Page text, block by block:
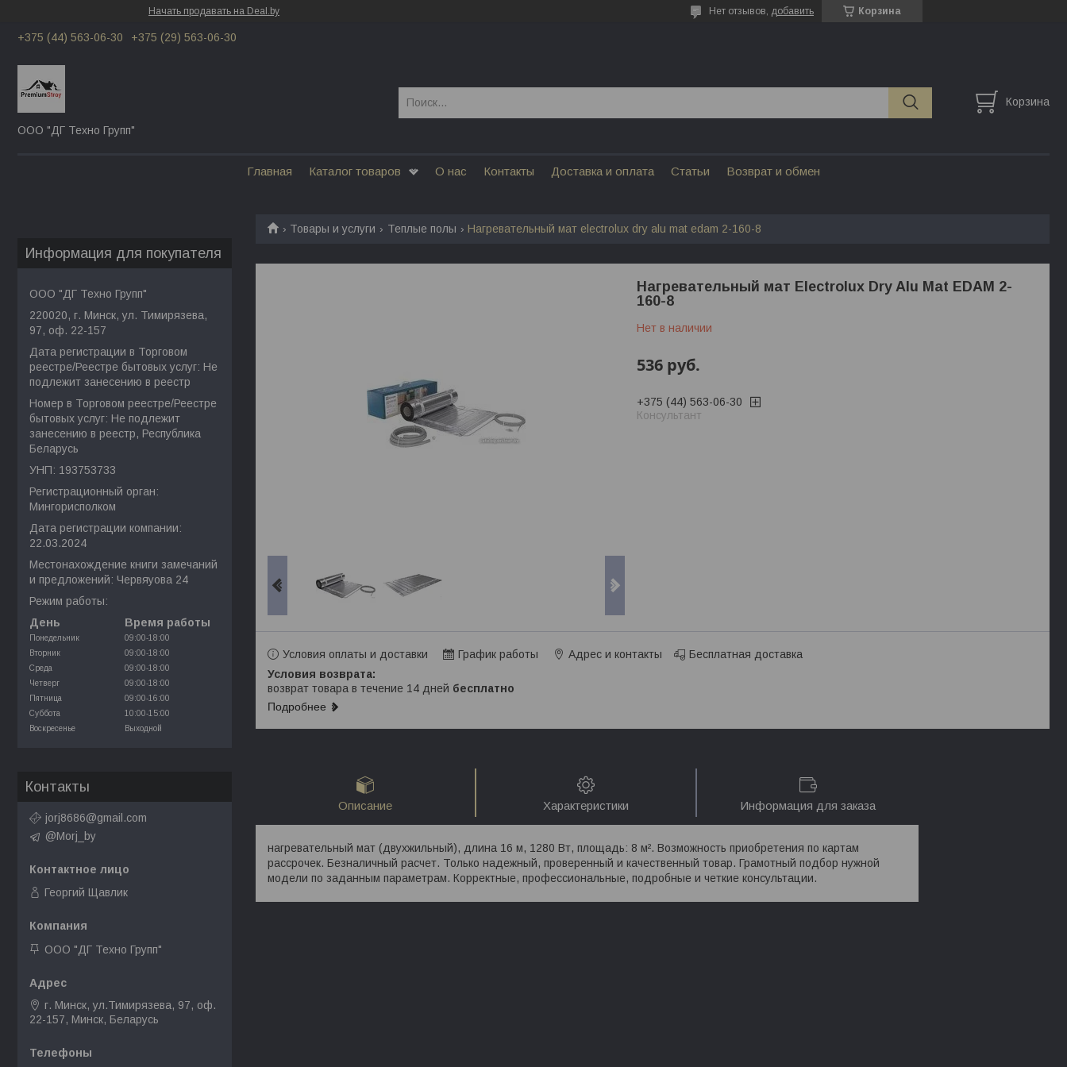
Начать продавать на Deal.by Корзина
Нет отзывов, добавить
+375 (44) 563-06-30 +375 (29) 563-06-30
ООО "ДГ Техно Групп"
Корзина
Главная Каталог товаров О нас Контакты Доставка и оплата Статьи Возврат и обмен
Товары и услуги Теплые полы Нагревательный мат electrolux dry alu mat edam 2-160-8
Нагревательный мат Electrolux Dry Alu Mat EDAM 2-
160-8
Нет в наличии
536 руб.
+375 (44) 563-06-30
Консультант
Условия оплаты и доставки График работы Адрес и контакты Бесплатная доставка
возврат товара в течение 14 дней бесплатно
Подробнее
Описание Характеристики Информация для заказа
нагревательный мат (двухжильный), длина 16 м, 1280 Вт, площадь: 8 м². Возможность приобретения по картам
рассрочек. Безналичный расчет. Только надежный, проверенный и качественный товар. Грамотный подбор нужной
модели по заданным параметрам. Корректные, профессиональные, подробные и четкие консультации.
Информация для покупателя
ООО "ДГ Техно Групп"
220020, г. Минск, ул. Тимирязева,
97, оф. 22-157
Дата регистрации в Торговом
реестре/Реестре бытовых услуг: Не
подлежит занесению в реестр
Номер в Торговом реестре/Реестре
бытовых услуг: Не подлежит
занесению в реестр, Республика
Беларусь
УНП: 193753733
Регистрационный орган:
Мингорисполком
Дата регистрации компании:
22.03.2024
Местонахождение книги замечаний
и предложений: Червяуова 24
Режим работы:
День
Время работы
Понедельник
09:00-18:00
Вторник
09:00-18:00
Среда
09:00-18:00
Четверг
09:00-18:00
Пятница
09:00-16:00
Суббота
10:00-15:00
Воскресенье
Выходной
Контакты
jorj8686@gmail.com
@Morj_by
Георгий Щавлик
ООО "ДГ Техно Групп"
г. Минск, ул.Тимирязева, 97, оф.
22-157, Минск, Беларусь